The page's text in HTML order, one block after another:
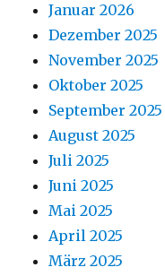
Januar 2026
Dezember 2025
November 2025
Oktober 2025
September 2025
August 2025
Juli 2025
Juni 2025
Mai 2025
April 2025
März 2025